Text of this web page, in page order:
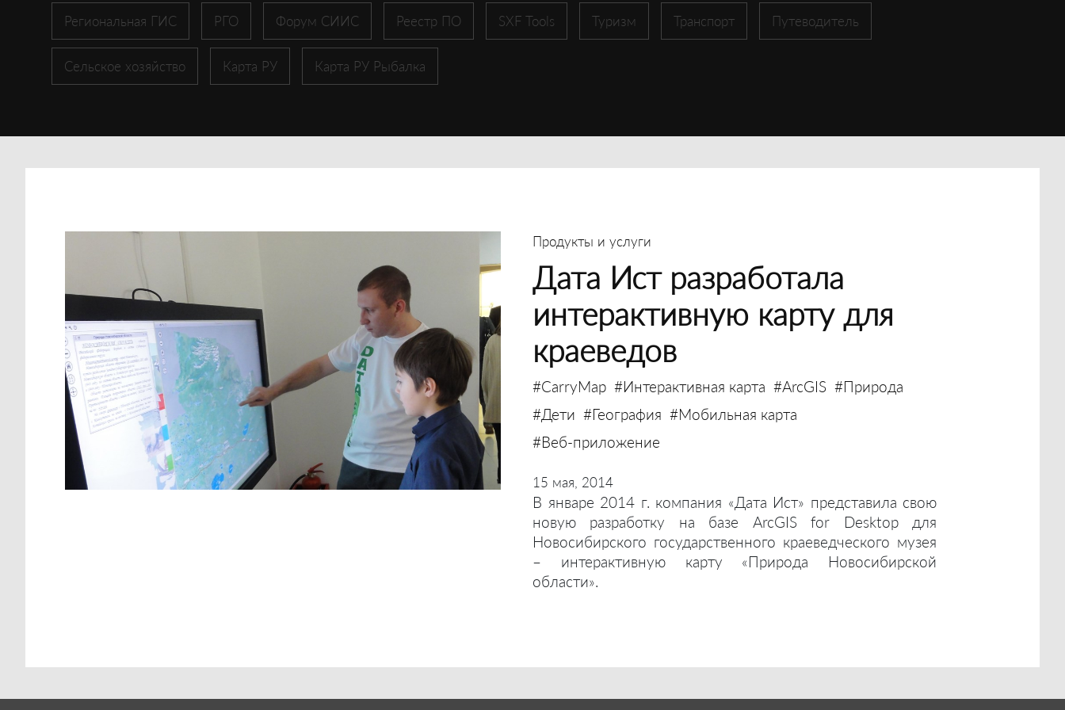
Региональная ГИС РГО Форум СИИС Реестр ПО SXF Tools Туризм Транспорт Путеводитель
Сельское хозяйство Карта РУ Карта РУ Рыбалка
Продукты и услуги
Дата Ист разработала
интерактивную карту для
краеведов
#CarryMap #Интерактивная карта #ArcGIS #Природа
#Дети #География #Мобильная карта
#Веб-приложение
15 мая, 2014
В январе 2014 г. компания «Дата Ист» представила свою
новую разработку на базе ArcGIS for Desktop для
Новосибирского государственного краеведческого музея
– интерактивную карту «Природа Новосибирской
области».